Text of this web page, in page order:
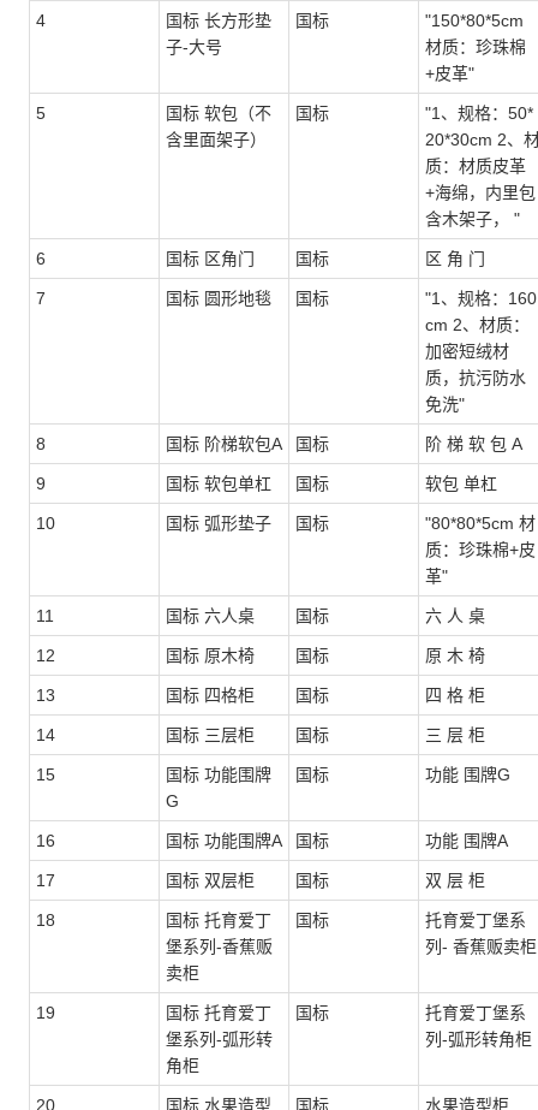
4
国标 长方形垫
子-大号
国标
"150*80*5cm
材质：珍珠棉
+皮革"
5
国标 软包（不
含里面架子）
国标
"1、规格：50*
20*30cm 2、
质：材质皮革
+海绵，内里包
含木架子， "
6 国标 区角门 国标 区 角 门
7 国标 圆形地毯 国标
"1、规格：160
cm 2、材质：
加密短绒材
质，抗污防水
免洗"
8 国标 阶梯软包A 国标 阶 梯 软 包 A
9 国标 软包单杠 国标 软包 单杠
10 国标 弧形垫子 国标
"80*80*5cm 材
质：珍珠棉+皮
革"
11 国标 六人桌 国标 六 人 桌
12 国标 原木椅 国标 原 木 椅
13 国标 四格柜 国标 四 格 柜
14 国标 三层柜 国标 三 层 柜
15
国标 功能围牌
G
国标 功能 围牌G
16 国标 功能围牌A 国标 功能 围牌A
17 国标 双层柜 国标 双 层 柜
18
国标 托育爱丁
堡系列-香蕉贩
卖柜
国标
托育爱丁堡系
列- 香蕉贩卖柜
19
国标 托育爱丁
堡系列-弧形转
角柜
国标
托育爱丁堡系
列-弧形转角柜
20 国标 水果造型 国标 水果造型柜